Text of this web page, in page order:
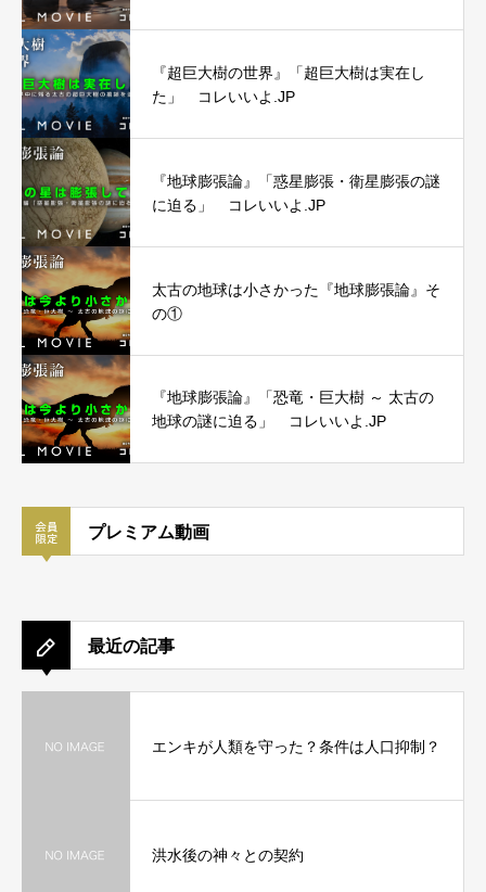
『超巨大樹の世界』「超巨大樹は実在し
た」 コレいいよ.JP
『地球膨張論』「惑星膨張・衛星膨張の謎
に迫る」 コレいいよ.JP
太古の地球は小さかった『地球膨張論』そ
の①
『地球膨張論』「恐竜・巨大樹 ～ 太古の
地球の謎に迫る」 コレいいよ.JP
プレミアム動画
最近の記事
エンキが人類を守った？条件は人口抑制？
洪水後の神々との契約